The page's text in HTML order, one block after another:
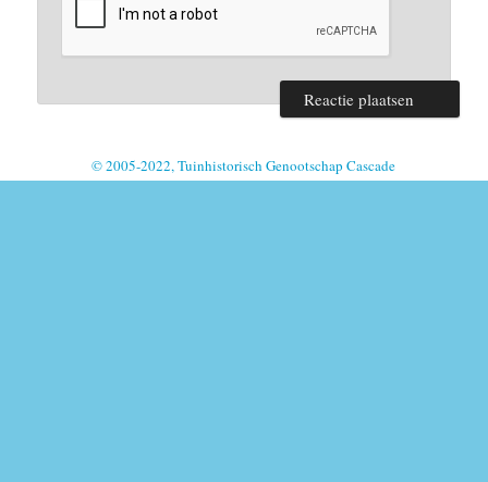
© 2005-2022, Tuinhistorisch Genootschap Cascade